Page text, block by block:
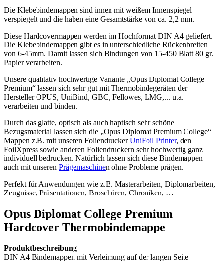
Die Klebebindemappen sind innen mit weißem Innenspiegel
verspiegelt und die haben eine Gesamtstärke von ca. 2,2 mm.
Diese Hardcovermappen werden im Hochformat DIN A4 geliefert.
Die Klebebindemappen gibt es in unterschiedliche Rückenbreiten
von 6-45mm. Damit lassen sich Bindungen von 15-450 Blatt 80 gr.
Papier verarbeiten.
Unsere qualitativ hochwertige Variante „Opus Diplomat College
Premium“ lassen sich sehr gut mit Thermobindegeräten der
Hersteller OPUS, UniBind, GBC, Fellowes, LMG,... u.a.
verarbeiten und binden.
Durch das glatte, optisch als auch haptisch sehr schöne
Bezugsmaterial lassen sich die „Opus Diplomat Premium College“
Mappen z.B. mit unseren FoliendruckerUniFoil Printer, den
FoilXpress sowie anderen Foliendruckern sehr hochwertig ganz
individuell bedrucken. Natürlich lassen sich diese Bindemappen
auch mit unseren Prägemaschinen ohne Probleme prägen.
Perfekt für Anwendungen wie z.B. Masterarbeiten, Diplomarbeiten,
Zeugnisse, Präsentationen, Broschüren, Chroniken, …
Opus Diplomat College Premium
Hardcover Thermobindemappe
Produktbeschreibung
DIN A4 Bindemappen mit Verleimung auf der langen Seite